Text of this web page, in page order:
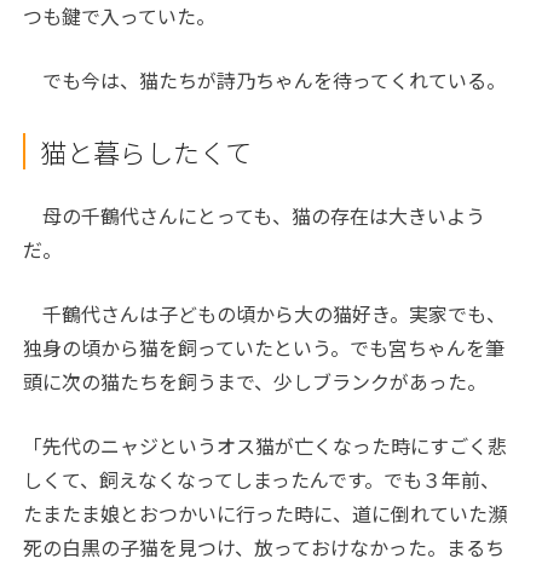
つも鍵で入っていた。
でも今は、猫たちが詩乃ちゃんを待ってくれている。
猫と暮らしたくて
母の千鶴代さんにとっても、猫の存在は大きいよう
だ。
千鶴代さんは子どもの頃から大の猫好き。実家でも、
独身の頃から猫を飼っていたという。でも宮ちゃんを筆
頭に次の猫たちを飼うまで、少しブランクがあった。
「先代のニャジというオス猫が亡くなった時にすごく悲
しくて、飼えなくなってしまったんです。でも３年前、
たまたま娘とおつかいに行った時に、道に倒れていた瀕
死の白黒の子猫を見つけ、放っておけなかった。まるち